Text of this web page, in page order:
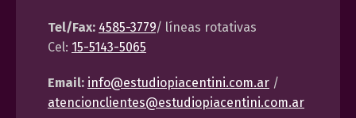
Tel/Fax: 4585-3779/ líneas rotativas
Cel: 15-5143-5065
Email: info@estudiopiacentini.com.ar /
atencionclientes@estudiopiacentini.com.ar